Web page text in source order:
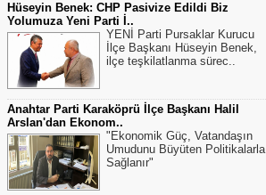
Hüseyin Benek: CHP Pasivize Edildi Biz
Yolumuza Yeni Parti İ..
YENİ Parti Pursaklar Kurucu
İlçe Başkanı Hüseyin Benek,
ilçe teşkilatlanma sürec..
Anahtar Parti Karaköprü İlçe Başkanı Halil
Arslan'dan Ekonom..
"Ekonomik Güç, Vatandaşın
Umudunu Büyüten Politikalarla
Sağlanır"